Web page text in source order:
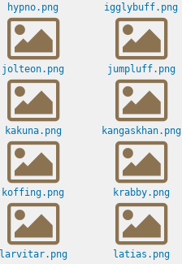
hypno.png igglybuff.png
jolteon.png jumpluff.png
kakuna.png kangaskhan.png
koffing.png krabby.png
larvitar.png latias.png